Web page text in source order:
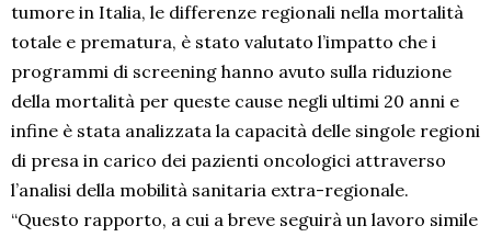
tumore in Italia, le differenze regionali nella mortalità
totale e prematura, è stato valutato l’impatto che i
programmi di screening hanno avuto sulla riduzione
della mortalità per queste cause negli ultimi 20 anni e
infine è stata analizzata la capacità delle singole regioni
di presa in carico dei pazienti oncologici attraverso
l’analisi della mobilità sanitaria extra-regionale.
“Questo rapporto, a cui a breve seguirà un lavoro simile